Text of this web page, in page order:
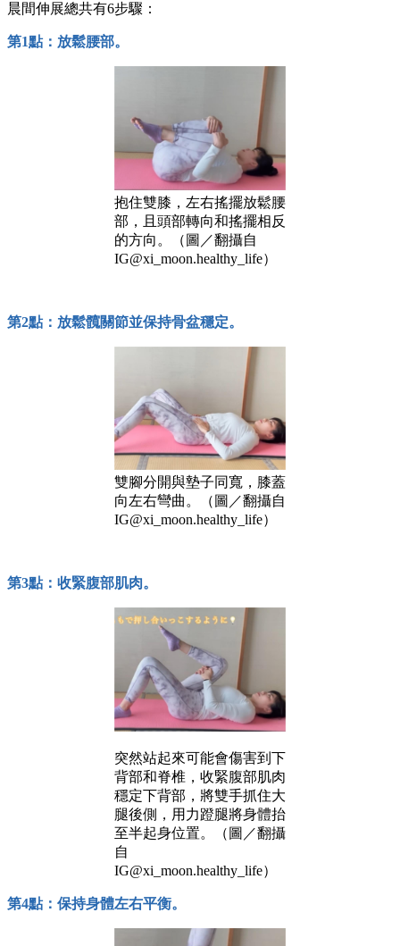
晨間伸展總共有6步驟：
第1點：放鬆腰部。
抱住雙膝，左右搖擺放鬆腰
部，且頭部轉向和搖擺相反
的方向。（圖／翻攝自
IG@xi_moon.healthy_life）
第2點：放鬆髖關節並保持骨盆穩定。
雙腳分開與墊子同寬，膝蓋
向左右彎曲。（圖／翻攝自
IG@xi_moon.healthy_life）
第3點：收緊腹部肌肉。
突然站起來可能會傷害到下
背部和脊椎，收緊腹部肌肉
穩定下背部，將雙手抓住大
腿後側，用力蹬腿將身體抬
至半起身位置。（圖／翻攝
自
IG@xi_moon.healthy_life）
第4點：保持身體左右平衡。